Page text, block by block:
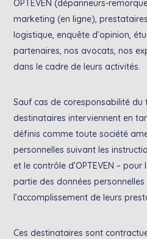
OPTEVEN (dépanneurs-
marketing (en ligne),
logistique, enquête d’opinion,
partenaires, nos avocats, nos
dans le cadre de leurs activités.
Sauf cas de coresponsabilité du
destinataires interviennent en
définis comme toute société
personnelles suivant les
et le contrôle d’OPTEVEN –
partie des données
l’accomplissement de leurs
Ces destinataires sont